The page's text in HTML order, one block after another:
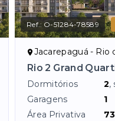
Ref.: O-51284-78589
Jacarepaguá - Rio
Rio 2 Grand
Dormitórios 2,
Garagens
1
Área Privativa